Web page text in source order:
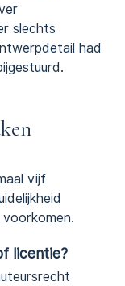
slechts
had
vijf
licentie?